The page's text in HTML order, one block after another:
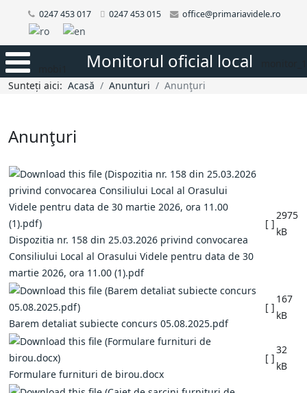
0247 453 017 0247 453 015 office@primariavidele.ro
Monitorul oficial local
Sunteți aici: Acasă Anunturi Anunţuri
Anunţuri
Dispozitia nr. 158 din 25.03.2026 privind convocarea
Consiliului Local al Orasului Videle pentru data de 30
martie 2026, ora 11.00 (1).pdf
[ ]
2975
kB
Barem detaliat subiecte concurs 05.08.2025.pdf
[ ]
167
kB
Formulare furnituri de birou.docx
[ ]
32
kB